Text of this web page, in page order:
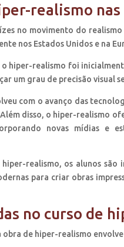
realismo
no movimento do
nos Estados Unidos e na
hiper-realismo foi
um grau de precisão visual
com o avanço das
disso, o hiper-realismo
novas mídias e
realismo, os alunos são
para criar obras
no curso de
obra de hiper-realismo